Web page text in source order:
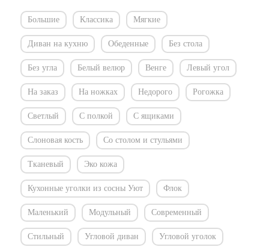
Большие Классика Мягкие
Диван на кухню Обеденные Без стола
Без угла Белый велюр Венге Левый угол
На заказ На ножках Недорого Рогожка
Светлый С полкой С ящиками
Слоновая кость Со столом и стульями
Тканевый Эко кожа
Кухонные уголки из сосны Уют Флок
Маленький Модульный Современный
Стильный Угловой диван Угловой уголок